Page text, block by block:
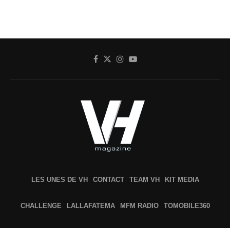
LES UNES DE VH CONTACT TEAM VH KIT MEDIA
CHALLENGE LALLAFATEMA MFM RADIO TOMOBILE360